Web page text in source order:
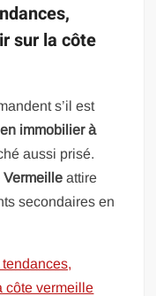
sur la côte
s’il est
immobilier à
aussi prisé.
Vermeille attire
secondaires en
côte vermeille